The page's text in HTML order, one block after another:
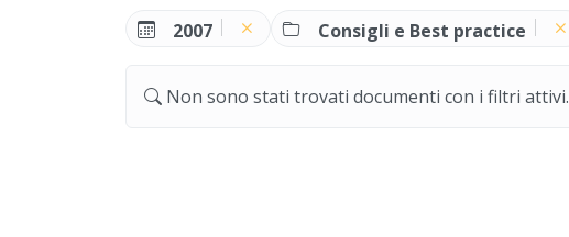
2007 Consigli e Best practice
Non sono stati trovati documenti con i filtri attivi.